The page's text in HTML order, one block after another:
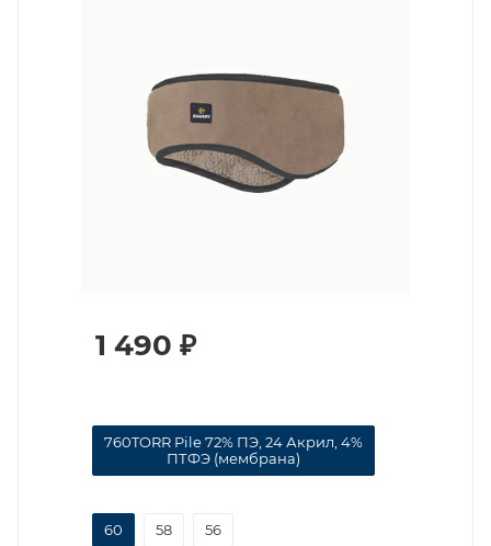
1 490 ₽
760TORR Pile 72% ПЭ, 24 Акрил, 4%
ПТФЭ (мембрана)
60 58 56